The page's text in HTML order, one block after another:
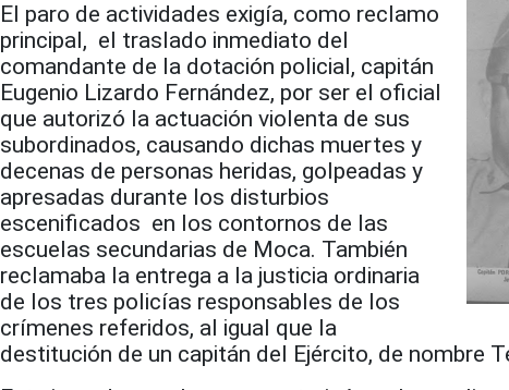
El paro de actividades exigía, como reclamo
principal, el traslado inmediato del
comandante de la dotación policial, capitán
Eugenio Lizardo Fernández, por ser el oficial
que autorizó la actuación violenta de sus
subordinados, causando dichas muertes y
decenas de personas heridas, golpeadas y
apresadas durante los disturbios
escenificados en los contornos de las
escuelas secundarias de Moca. También
reclamaba la entrega a la justicia ordinaria
de los tres policías responsables de los
crímenes referidos, al igual que la
destitución de un capitán del Ejército, de nombre